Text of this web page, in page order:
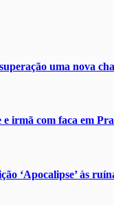
uma nova
e irmã com faca em
‘Apocalipse’ às